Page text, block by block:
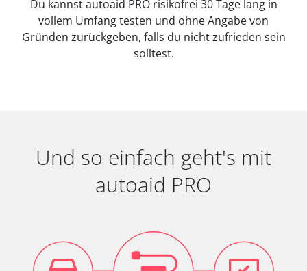
Du kannst autoaid PRO risikofrei 30 Tage lang in
vollem Umfang testen und ohne Angabe von
Gründen zurückgeben, falls du nicht zufrieden sein
solltest.
Und so einfach geht's mit
autoaid PRO